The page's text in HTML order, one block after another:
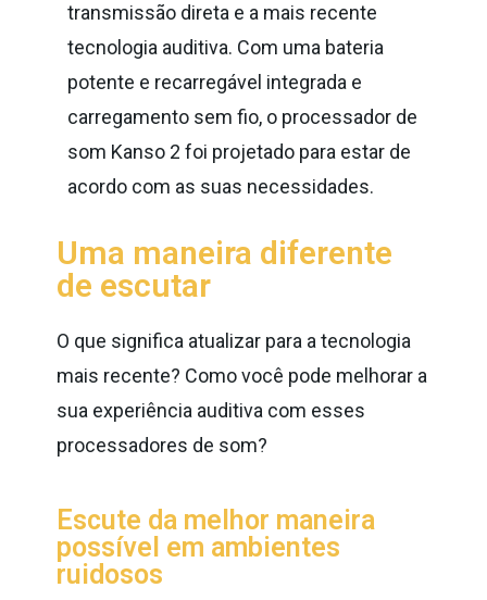
transmissão direta e a mais recente
tecnologia auditiva. Com uma bateria
potente e recarregável integrada e
carregamento sem fio, o processador de
som Kanso 2 foi projetado para estar de
acordo com as suas necessidades.
Uma maneira diferente
de escutar
O que significa atualizar para a tecnologia
mais recente? Como você pode melhorar a
sua experiência auditiva com esses
processadores de som?
Escute da melhor maneira
possível em ambientes
ruidosos